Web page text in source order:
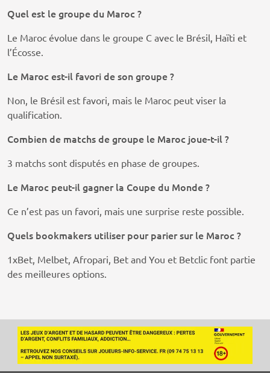
Quel est le groupe du Maroc ?
Le Maroc évolue dans le groupe C avec le Brésil, Haïti et
l’Écosse.
Le Maroc est-il favori de son groupe ?
Non, le Brésil est favori, mais le Maroc peut viser la
qualification.
Combien de matchs de groupe le Maroc joue-t-il ?
3 matchs sont disputés en phase de groupes.
Le Maroc peut-il gagner la Coupe du Monde ?
Ce n’est pas un favori, mais une surprise reste possible.
Quels bookmakers utiliser pour parier sur le Maroc ?
1xBet, Melbet, Afropari, Bet and You et Betclic font partie
des meilleures options.